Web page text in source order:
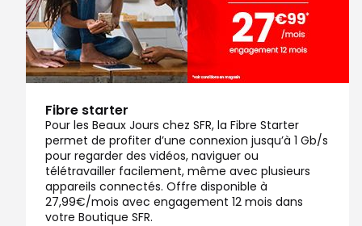
7
14.11 km
Boutique SFR Blagnac
C Cial Blagnac E.Leclerc
31700 Blagnac
4,8/5Note de 4.8 sur 5
308 avis
Certifié par Goodays
Ouvert de 09:30 - 20:00
Itinéraire
Prendre
Voir la boutique
Fibre starter
Pour les Beaux Jours chez SFR, la Fibre Starter
permet de profiter d’une connexion jusqu’à 1 Gb/s
pour regarder des vidéos, naviguer ou
télétravailler facilement, même avec plusieurs
appareils connectés. Offre disponible à
27,99€/mois avec engagement 12 mois dans
votre Boutique SFR.